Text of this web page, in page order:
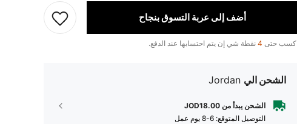
أضف إلى عربة التسوق بنجاح
اكسب حتى 4 نقطة شي إن يتم احتسابها عند الدفع.
الشحن الي Jordan
الشحن يبدأ من JOD18.00
التوصيل المتوقع: 6-8 يوم عمل